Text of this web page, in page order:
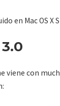
en Mac OS X
viene con